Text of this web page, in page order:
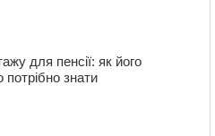
для пенсії: як його
знати